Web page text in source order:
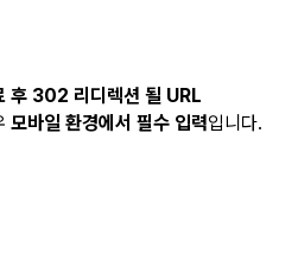
후 302 리디렉션 될 URL
모바일 환경에서 필수 입력입니다.